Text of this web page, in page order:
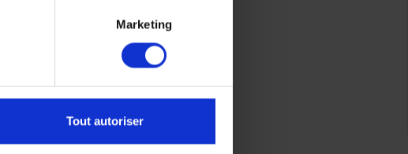
Marketing
Tout autoriser
Kit Entretien Moteur Yamaha
R7 de 2022 à 2024
123,00 €